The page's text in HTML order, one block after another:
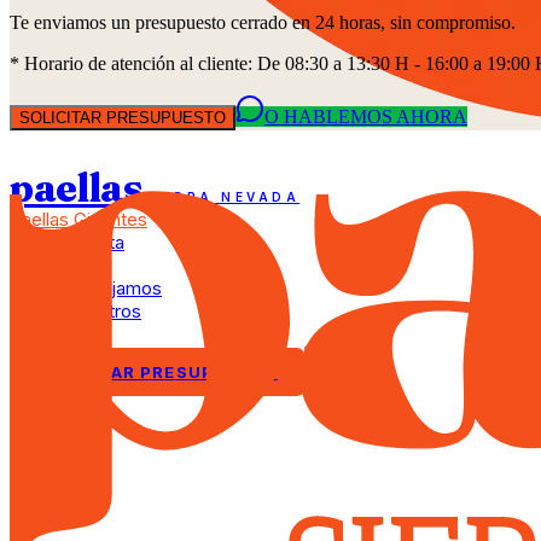
paellasSIERRA NEVADA
Paellas Gigantes
Nuestra Carta
Dónde trabajamos
Sobre Nosotros
SOLICITAR PRESUPUESTO
Te enviamos un presupuesto cerrado en 24 horas, sin compromiso.
* Horario de atención al cliente: De 08:30 a 13:30 H - 16:00 a 19:00
SOLICITAR PRESUPUESTO O HABLEMOS AHORA